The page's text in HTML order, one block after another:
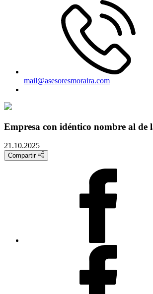
mail@asesoresmoraira.com
Empresa con idéntico nombre al de
21.10.2025
Compartir